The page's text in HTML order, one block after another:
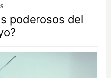
poderosos del